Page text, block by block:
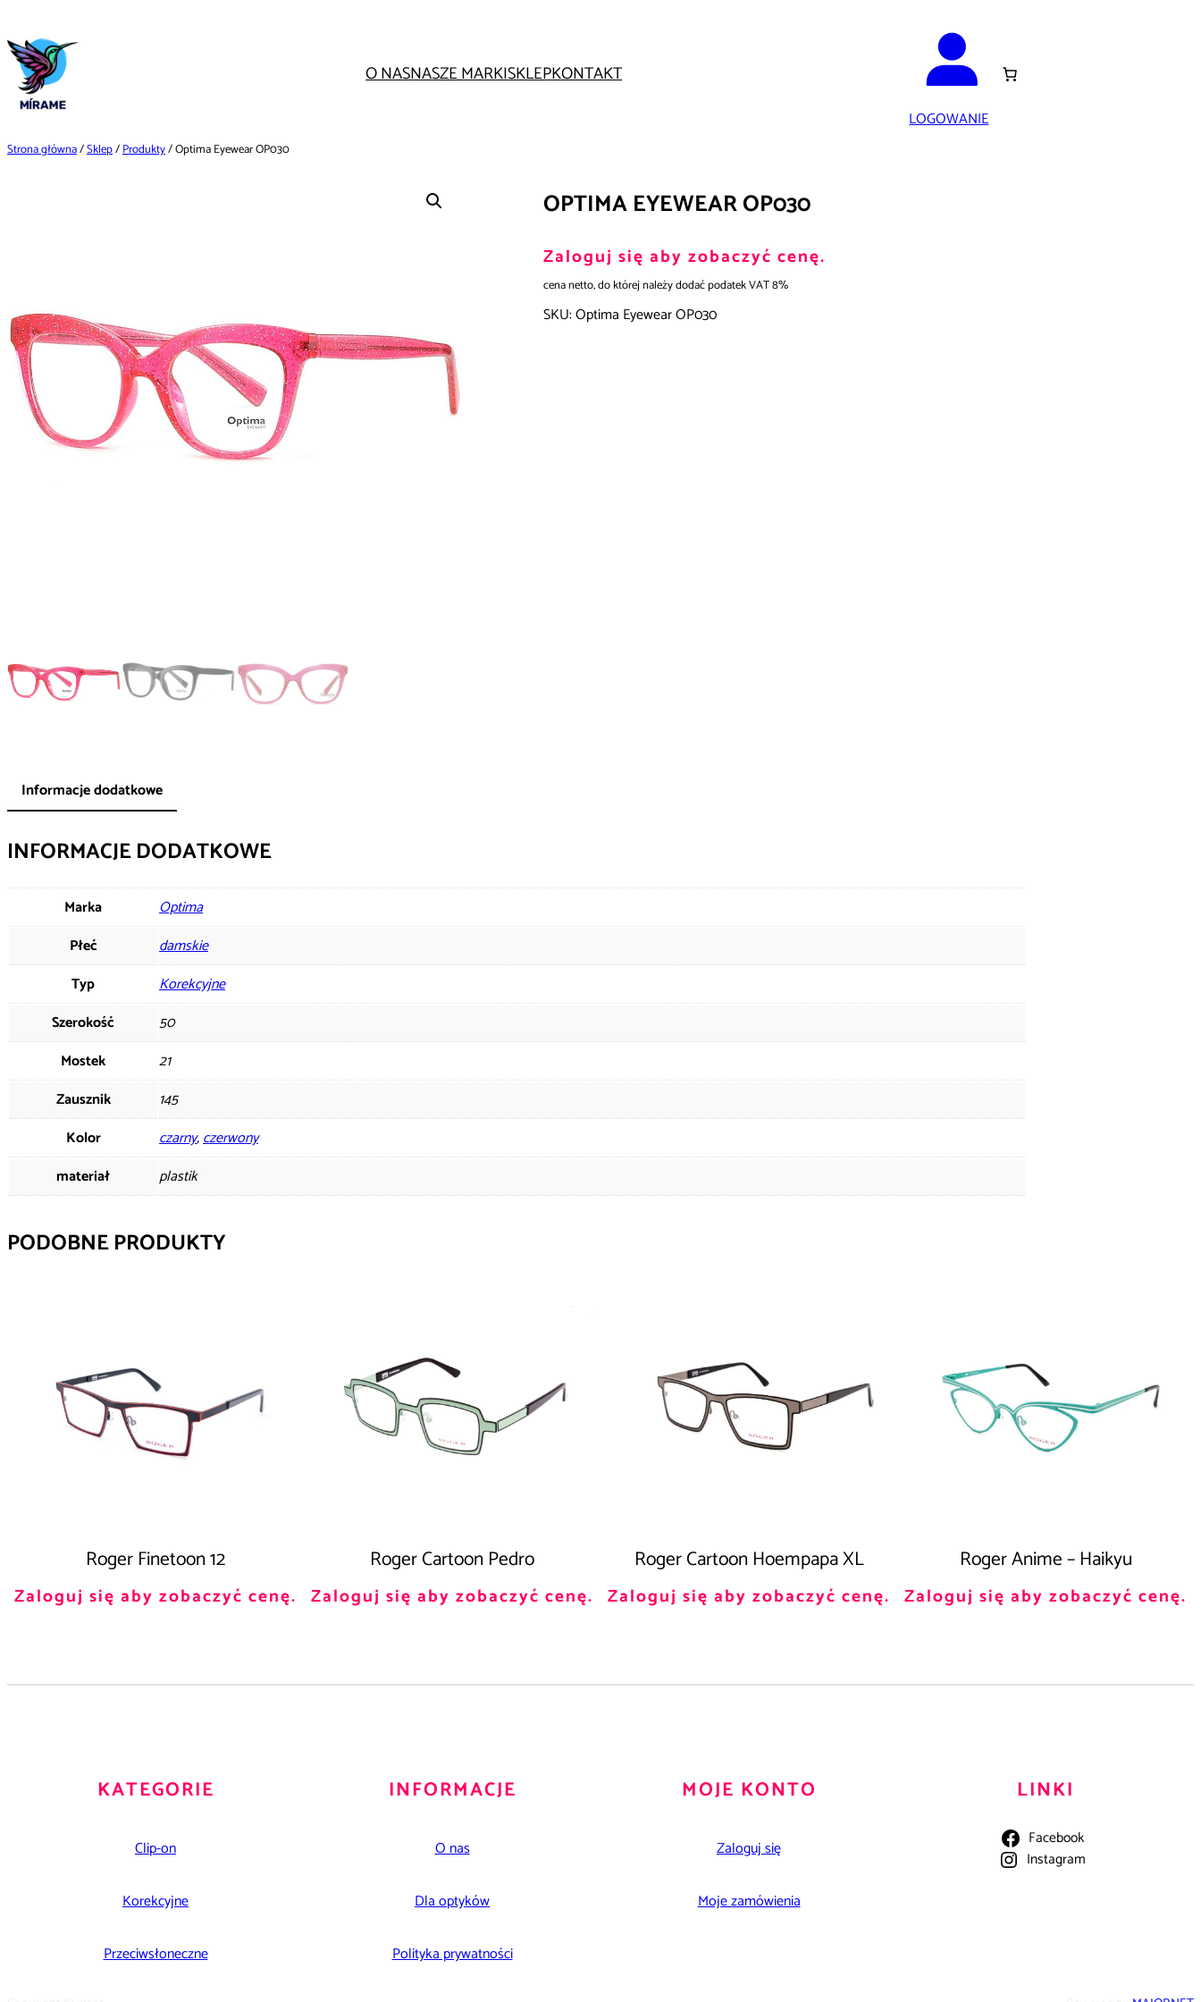
do
treści
O NASNASZE MARKISKLEPKONTAKT
LOGOWANIE
Strona główna/Sklep/Produkty/ Optima Eyewear OP030
OPTIMA EYEWEAR OP030
Zaloguj się aby zobaczyć cenę.
cena netto, do której należy dodać podatek VAT 8%
SKU:Optima Eyewear OP030
Informacje dodatkowe
INFORMACJE DODATKOWE
Marka
Optima
Płeć
damskie
Typ
Korekcyjne
Szerokość
50
Mostek
21
Zausznik
145
Kolor
czarny,czerwony
materiał
plastik
PODOBNE PRODUKTY
Roger Finetoon 12
Zaloguj się aby zobaczyć cenę.
Roger Cartoon Pedro
Zaloguj się aby zobaczyć cenę.
Roger Cartoon Hoempapa XL
Zaloguj się aby zobaczyć cenę.
Roger Anime – Haikyu
Zaloguj się aby zobaczyć cenę.
KATEGORIE
Clip-on
Korekcyjne
Przeciwsłoneczne
INFORMACJE
O nas
Dla optyków
Polityka prywatności
MOJE KONTO
Zaloguj się
Moje zamówienia
LINKI
Facebook
Instagram